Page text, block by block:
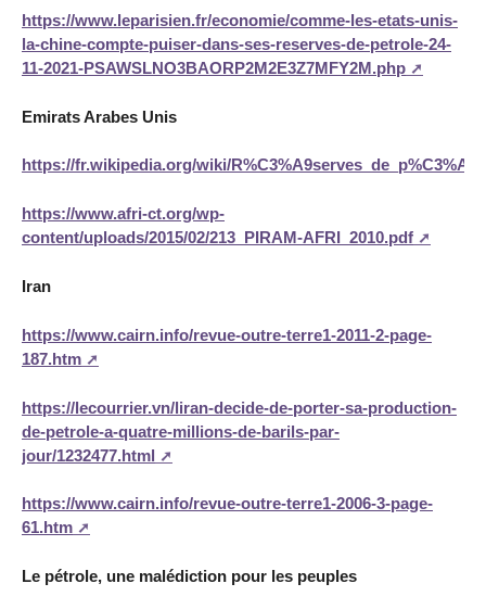
https://www.leparisien.fr/economie/comme-les-etats-unis-
la-chine-compte-puiser-dans-ses-reserves-de-petrole-24-
11-2021-PSAWSLNO3BAORP2M2E3Z7MFY2M.php
Emirats Arabes Unis
https://fr.wikipedia.org/wiki/
https://www.afri-ct.org/wp-
content/uploads/2015/02/213_PIRAM-AFRI_2010.pdf
Iran
https://www.cairn.info/revue-outre-terre1-2011-2-page-
187.htm
https://lecourrier.vn/liran-decide-de-porter-sa-production-
de-petrole-a-quatre-millions-de-barils-par-
jour/1232477.html
https://www.cairn.info/revue-outre-terre1-2006-3-page-
61.htm
Le pétrole, une malédiction pour les peuples